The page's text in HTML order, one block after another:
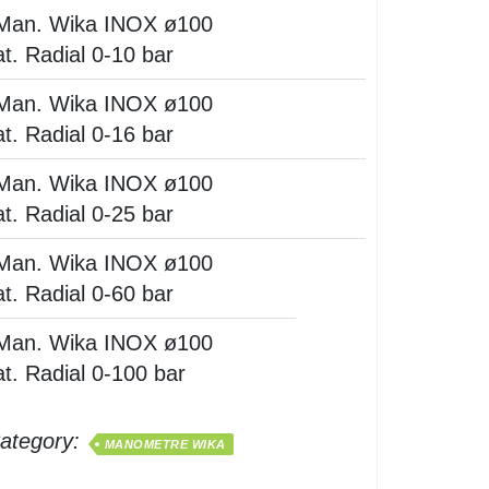
Wika INOX ø100
Radial 0-10 bar
Wika INOX ø100
Radial 0-16 bar
Wika INOX ø100
Radial 0-25 bar
Wika INOX ø100
Radial 0-60 bar
Wika INOX ø100
Radial 0-100 bar
MANOMETRE WIKA